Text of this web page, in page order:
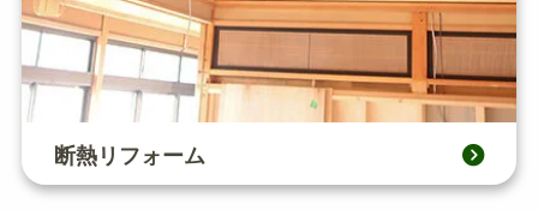
断熱リフォーム